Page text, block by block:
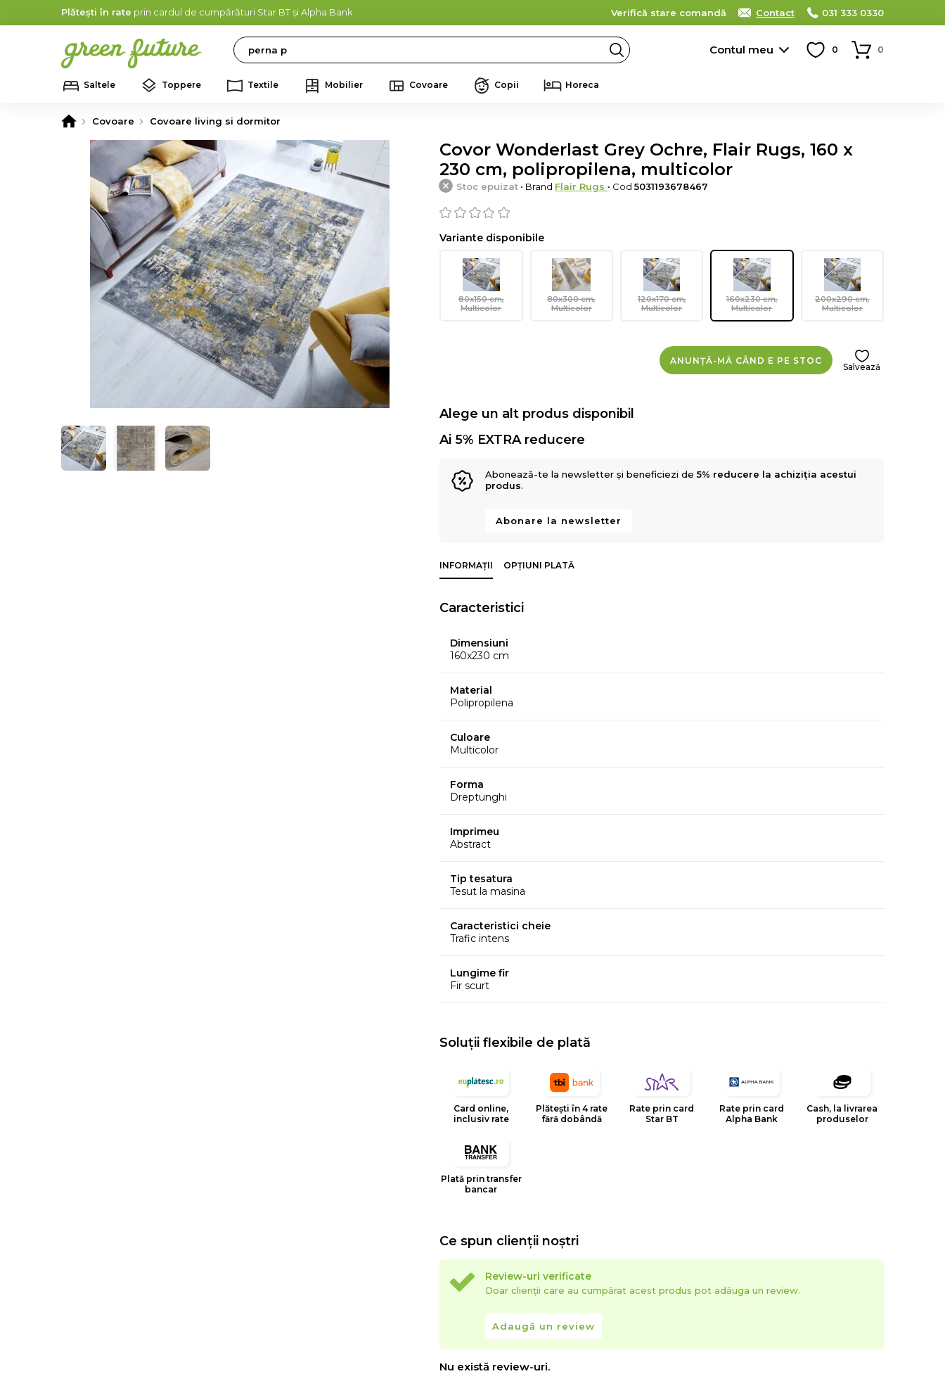
Plătești în rate prin cardul de cumpărături Star BT și Alpha Bank Verifică stare comandă Contact 031 333 0330
Search Contul meu 0 0
Saltele Toppere Textile Mobilier Covoare Copii Horeca
Covoare Covoare living si dormitor
Covor Wonderlast Grey Ochre, Flair Rugs, 160 x
230 cm, polipropilena, multicolor
Stoc epuizat • Brand Flair Rugs • Cod5031193678467
Variante disponibile
80x150 cm,
Multicolor
80x300 cm,
Multicolor
120x170 cm,
Multicolor
160x230 cm,
Multicolor
200x290 cm,
Multicolor
ANUNȚĂ-MĂ CÂND E PE STOC
Salvează
Alege un alt produs disponibil
Ai 5% EXTRA reducere
Abonează-te la newsletter și beneficiezi de5% reducere la achiziția acestui
produs.
Abonare la newsletter
INFORMAȚII OPȚIUNI PLATĂ
Caracteristici
Dimensiuni
160x230 cm
Material
Polipropilena
Culoare
Multicolor
Forma
Dreptunghi
Imprimeu
Abstract
Tip tesatura
Tesut la masina
Caracteristici cheie
Trafic intens
Lungime fir
Fir scurt
Soluții flexibile de plată
Card online,
inclusiv rate
Plătești în 4 rate
fără dobândă
Rate prin card
Star BT
Rate prin card
Alpha Bank
Cash, la livrarea
produselor
Plată prin transfer
bancar
Ce spun clienții noștri
Review-uri verificate
Doar clienții care au cumpărat acest produs pot adăuga un review.
Adaugă un review
Nu există review-uri.